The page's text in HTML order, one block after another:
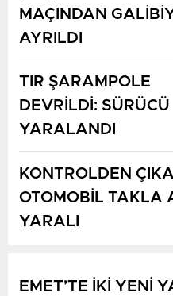
MAÇINDAN
AYRILDI
TIR ŞARAMPOLE
DEVRİLDİ: SÜRÜCÜ
YARALANDI
KONTROLDEN
OTOMOBİL TAKLA
YARALI
EMET’TE İKİ YENİ